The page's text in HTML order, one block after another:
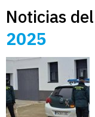
Noticias del
2025